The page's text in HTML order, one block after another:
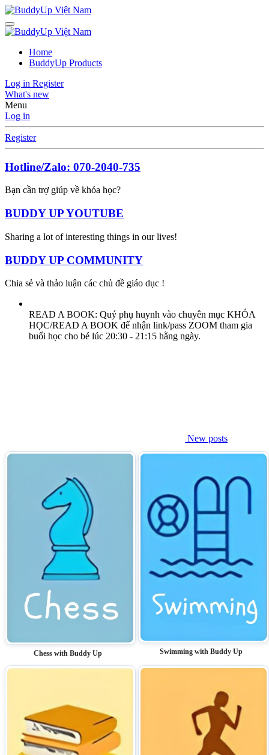
Home
BuddyUp Products
Log in Register
What's new
Menu
Log in
Register
Hotline/Zalo: 070-2040-735
Bạn cần trợ giúp về khóa học?
BUDDY UP YOUTUBE
Sharing a lot of interesting things in our lives!
BUDDY UP COMMUNITY
Chia sẻ và thảo luận các chủ đề giáo dục !
READ A BOOK: Quý phụ huynh vào chuyên mục KHÓA
HỌC/READ A BOOK để nhận link/pass ZOOM tham gia
buổi học cho bé lúc 20:30 - 21:15 hằng ngày.
New posts
Chess with Buddy Up Swimming with Buddy Up